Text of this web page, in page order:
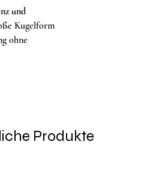
und
Kugelform
ohne
Produkte